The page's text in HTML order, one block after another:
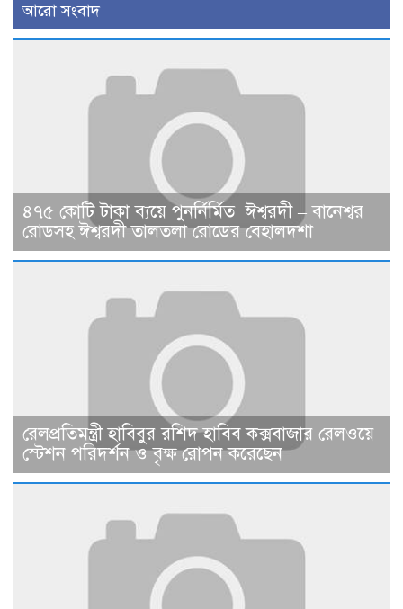
আরো সংবাদ
৪৭৫ কোটি টাকা ব্যয়ে পুনর্নির্মিত ঈশ্বরদী – বানেশ্বর
রোডসহ ঈশ্বরদী তালতলা রোডের বেহালদশা
রেলপ্রতিমন্ত্রী হাবিবুর রশিদ হাবিব কক্সবাজার রেলওয়ে
স্টেশন পরিদর্শন ও বৃক্ষ রোপন করেছেন